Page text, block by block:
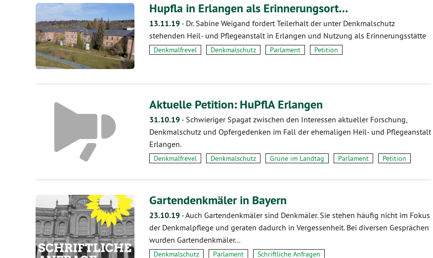
Hupfla in Erlangen als Erinnerungsort…
13.11.19 - Dr. Sabine Weigand fordert Teilerhalt der unter Denkmalschutz
stehenden Heil- und Pflegeanstalt in Erlangen und Nutzung als Erinnerungsstätte
Denkmalfrevel Denkmalschutz Parlament Petition
Aktuelle Petition: HuPflA Erlangen
31.10.19 - Schwieriger Spagat zwischen den Interessen aktueller Forschung,
Denkmalschutz und Opfergedenken im Fall der ehemaligen Heil- und Pflegeanstalt
Erlangen.
Denkmalfrevel Denkmalschutz Grüne im Landtag Parlament Petition
Gartendenkmäler in Bayern
23.10.19 -Auch Gartendenkmäler sind Denkmäler. Sie stehen häufig nicht im Fokus
der Denkmalpflege und geraten dadurch in Vergessenheit. Bei diversen Gesprächen
wurden Gartendenkmäler…
Denkmalschutz Parlament Schriftliche Anfragen